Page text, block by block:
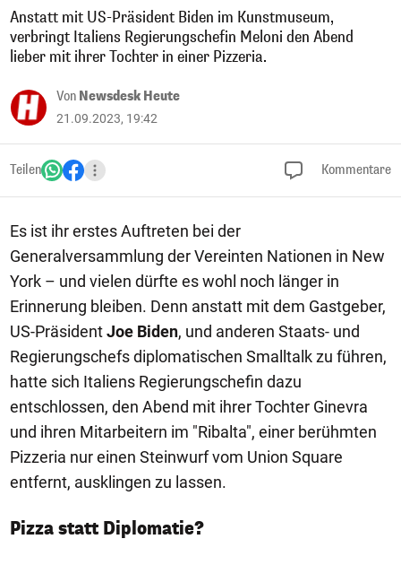
Anstatt mit US-Präsident Biden im Kunstmuseum,
verbringt Italiens Regierungschefin Meloni den Abend
lieber mit ihrer Tochter in einer Pizzeria.
Von Newsdesk Heute
21.09.2023, 19:42
Teilen Kommentare
Es ist ihr erstes Auftreten bei der
Generalversammlung der Vereinten Nationen in New
York – und vielen dürfte es wohl noch länger in
Erinnerung bleiben. Denn anstatt mit dem Gastgeber,
US-PräsidentJoe Biden, und anderen Staats- und
Regierungschefs diplomatischen Smalltalk zu führen,
hatte sich Italiens Regierungschefin dazu
entschlossen, den Abend mit ihrer Tochter Ginevra
und ihren Mitarbeitern im "Ribalta", einer berühmten
Pizzeria nur einen Steinwurf vom Union Square
entfernt, ausklingen zu lassen.
Pizza statt Diplomatie?